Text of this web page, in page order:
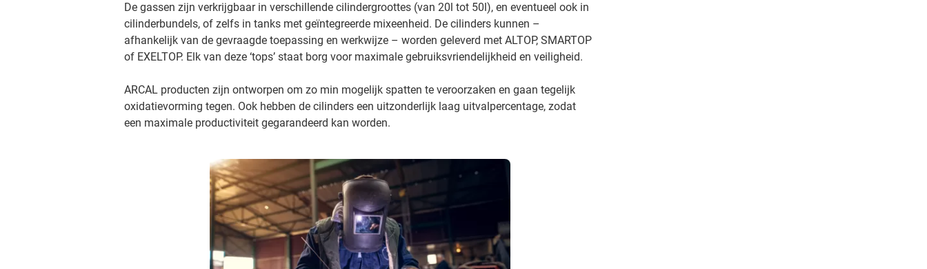
De gassen zijn verkrijgbaar in verschillende cilindergroottes (van 20l tot 50l), en eventueel ook in
cilinderbundels, of zelfs in tanks met geïntegreerde mixeenheid. De cilinders kunnen –
afhankelijk van de gevraagde toepassing en werkwijze – worden geleverd met ALTOP, SMARTOP
of EXELTOP. Elk van deze ‘tops’ staat borg voor maximale gebruiksvriendelijkheid en veiligheid.
ARCAL producten zijn ontworpen om zo min mogelijk spatten te veroorzaken en gaan tegelijk
oxidatievorming tegen. Ook hebben de cilinders een uitzonderlijk laag uitvalpercentage, zodat
een maximale productiviteit gegarandeerd kan worden.